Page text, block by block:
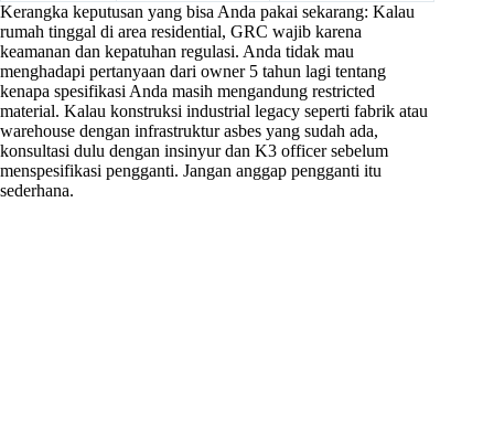
Kerangka keputusan yang bisa Anda pakai sekarang: Kalau
rumah tinggal di area residential, GRC wajib karena
keamanan dan kepatuhan regulasi. Anda tidak mau
menghadapi pertanyaan dari owner 5 tahun lagi tentang
kenapa spesifikasi Anda masih mengandung restricted
material. Kalau konstruksi industrial legacy seperti fabrik atau
warehouse dengan infrastruktur asbes yang sudah ada,
konsultasi dulu dengan insinyur dan K3 officer sebelum
menspesifikasi pengganti. Jangan anggap pengganti itu
sederhana.